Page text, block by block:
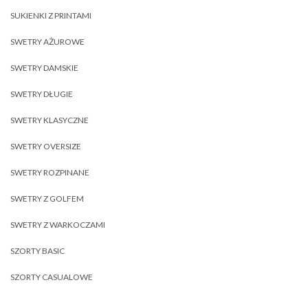
SUKIENKI Z PRINTAMI
SWETRY AŻUROWE
SWETRY DAMSKIE
SWETRY DŁUGIE
SWETRY KLASYCZNE
SWETRY OVERSIZE
SWETRY ROZPINANE
SWETRY Z GOLFEM
SWETRY Z WARKOCZAMI
SZORTY BASIC
SZORTY CASUALOWE